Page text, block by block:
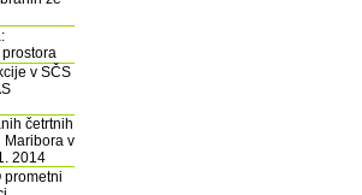
v SČS
četrtnih
Maribora v
2014
prometni